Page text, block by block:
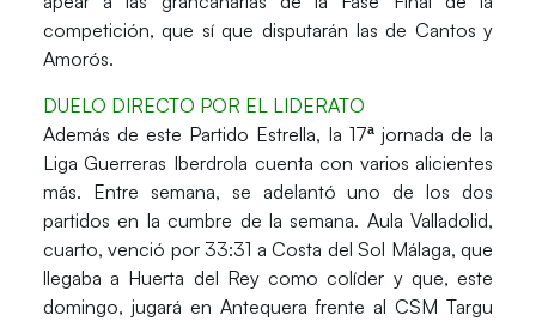
competición, que sí que disputarán las de Cantos y
Amorós.
DUELO DIRECTO POR EL LIDERATO
Además de este Partido Estrella, la 17ª jornada de la
Liga Guerreras Iberdrola cuenta con varios alicientes
más. Entre semana, se adelantó uno de los dos
partidos en la cumbre de la semana. Aula Valladolid,
cuarto, venció por33:31 aCosta del Sol Málaga, que
llegaba a Huerta del Reycomo colíder y que, este
domingo, jugará en Antequerafrente alCSM Targu